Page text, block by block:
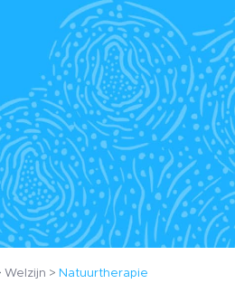
Welzijn Natuurtherapie